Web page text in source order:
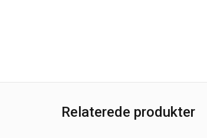
Relaterede produkter